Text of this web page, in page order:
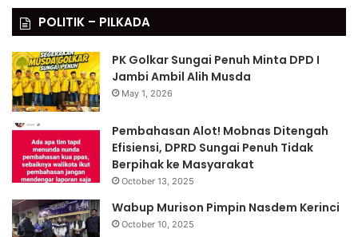
POLITIK – PILKADA
PK Golkar Sungai Penuh Minta DPD I
Jambi Ambil Alih Musda
May 1, 2026
Pembahasan Alot! Mobnas Ditengah
Efisiensi, DPRD Sungai Penuh Tidak
Berpihak ke Masyarakat
October 13, 2025
Wabup Murison Pimpin Nasdem Kerinci
October 10, 2025